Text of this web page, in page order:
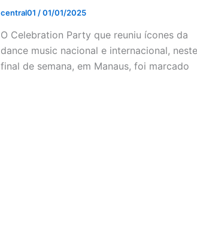
central01 /01/01/2025
O Celebration Party que reuniu ícones da
dance music nacional e internacional, neste
final de semana, em Manaus, foi marcado